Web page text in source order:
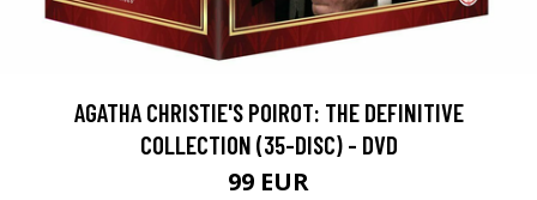
AGATHA CHRISTIE'S POIROT: THE DEFINITIVE
COLLECTION (35-DISC) - DVD
99 EUR